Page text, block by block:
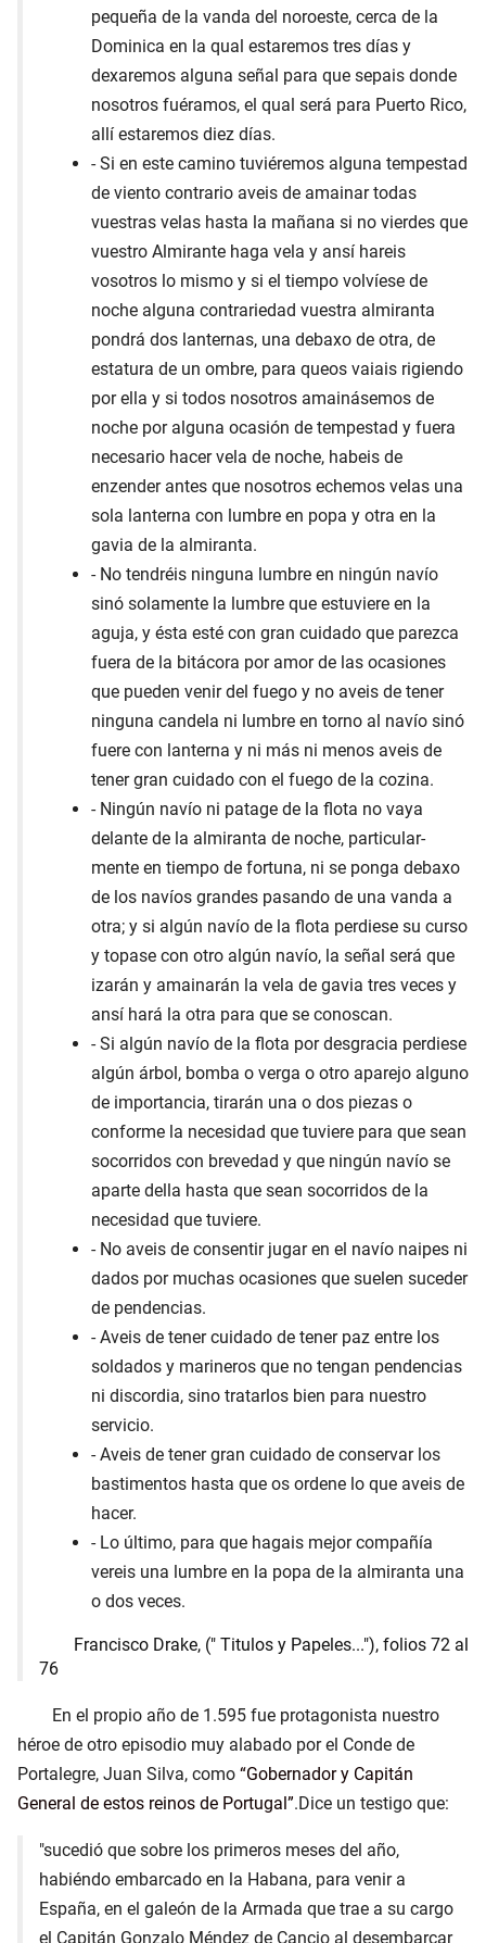
pequeña de la vanda del noroeste, cerca de la
Dominica en la qual estaremos tres días y
dexaremos alguna señal para que sepais donde
nosotros fuéramos, el qual será para Puerto Rico,
allí estaremos diez días.
- Si en este camino tuviéremos alguna tempestad
de viento contrario aveis de amainar todas
vuestras velas hasta la mañana si no vierdes que
vuestro Almirante haga vela y ansí hareis
vosotros lo mismo y si el tiempo volvíese de
noche alguna contrariedad vuestra almiranta
pondrá dos lanternas, una debaxo de otra, de
estatura de un ombre, para queos vaiais rigiendo
por ella y si todos nosotros amainásemos de
noche por alguna ocasión de tempestad y fuera
necesario hacer vela de noche, habeis de
enzender antes que nosotros echemos velas una
sola lanterna con lumbre en popa y otra en la
gavia de la almiranta.
- No tendréis ninguna lumbre en ningún navío
sinó solamente la lumbre que estuviere en la
aguja, y ésta esté con gran cuidado que parezca
fuera de la bitácora por amor de las ocasiones
que pueden venir del fuego y no aveis de tener
ninguna candela ni lumbre en torno al navío sinó
fuere con lanterna y ni más ni menos aveis de
tener gran cuidado con el fuego de la cozina.
- Ningún navío ni patage de la flota no vaya
delante de la almiranta de noche, particular-
mente en tiempo de fortuna, ni se ponga debaxo
de los navíos grandes pasando de una vanda a
otra; y si algún navío de la flota perdiese su curso
y topase con otro algún navío, la señal será que
izarán y amainarán la vela de gavia tres veces y
ansí hará la otra para que se conoscan.
- Si algún navío de la flota por desgracia perdiese
algún árbol, bomba o verga o otro aparejo alguno
de importancia, tirarán una o dos piezas o
conforme la necesidad que tuviere para que sean
socorridos con brevedad y que ningún navío se
aparte della hasta que sean socorridos de la
necesidad que tuviere.
- No aveis de consentir jugar en el navío naipes ni
dados por muchas ocasiones que suelen suceder
de pendencias.
- Aveis de tener cuidado de tener paz entre los
soldados y marineros que no tengan pendencias
ni discordia, sino tratarlos bien para nuestro
servicio.
- Aveis de tener gran cuidado de conservar los
bastimentos hasta que os ordene lo que aveis de
hacer.
- Lo último, para que hagais mejor compañía
vereis una lumbre en la popa de la almiranta una
o dos veces.
Francisco Drake, (" Titulos y Papeles..."), folios 72 al
76
En el propio año de 1.595 fue protagonista nuestro
héroe de otro episodio muy alabado por el Conde de
Portalegre, Juan Silva, como Gobernador y Capitán
General de estos reinos de Portugal
.Dice un testigo que:
"sucedió que sobre los primeros meses del año,
habiéndo embarcado en la Habana, para venir a
España, en el galeón de la Armada que trae a su cargo
el Capitán Gonzalo Méndez de Cancio al desembarcar